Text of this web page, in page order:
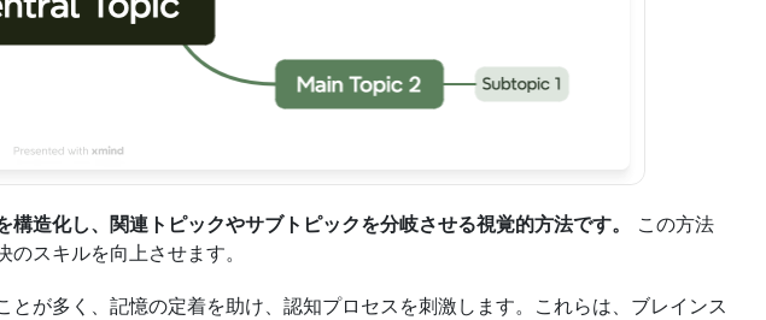
造化し、関連トピックやサブトピックを分岐させる視覚的方法です。
この方法
スキルを向上させます。
が多く、記憶の定着を助け、認知プロセスを刺激します。これらは、ブレインス